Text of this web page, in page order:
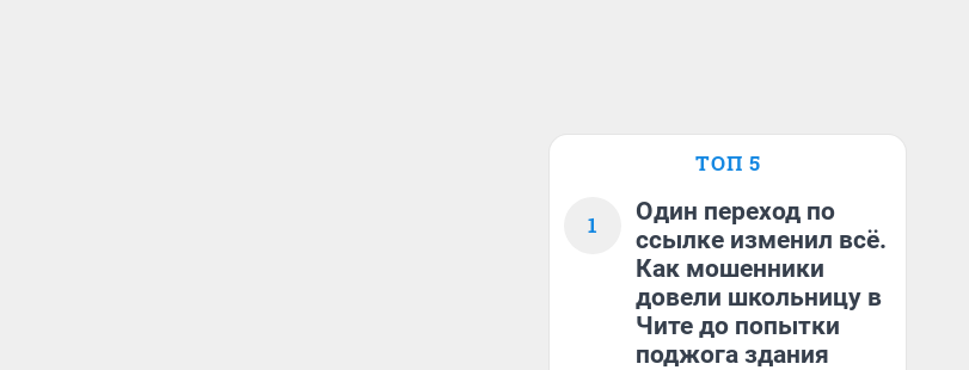
ТОП 5
1
Один переход по
ссылке изменил всё.
Как мошенники
довели школьницу в
Чите до попытки
поджога здания